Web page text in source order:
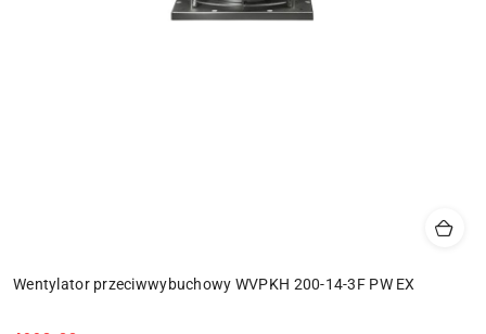
Wentylator przeciwwybuchowy WVPKH 200-14-3F PW EX